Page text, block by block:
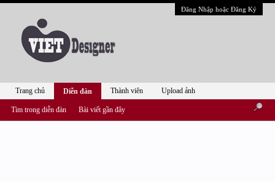
Đăng Nhập hoặc Đăng Ký
Trang chủ Diễn đàn
Tìm trong diễn đàn Bài viết gần đây
Thành viên Upload ảnh